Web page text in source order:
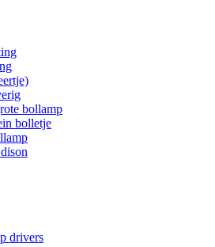
bollamp
bolletje
drivers